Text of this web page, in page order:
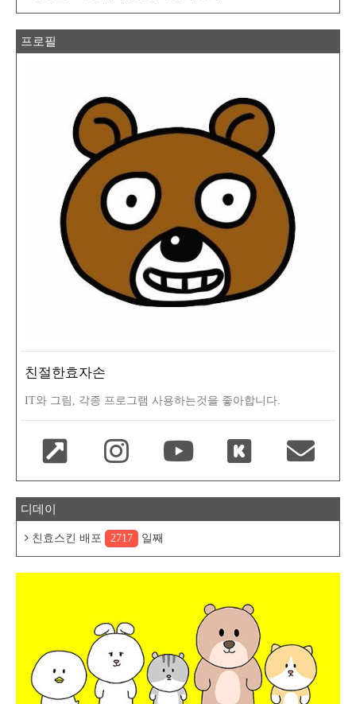
프로필
친절한효자손
IT와 그림, 각종 프로그램 사용하는것을 좋아합니다.
디데이
친효스킨 배포 2717 일째